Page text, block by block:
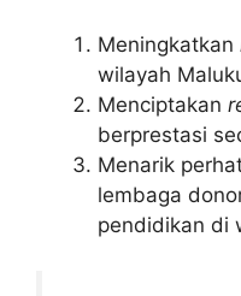
Meningkatkan
wilayah
Menciptakan
berprestasi
Menarik
lembaga
pendidikan di